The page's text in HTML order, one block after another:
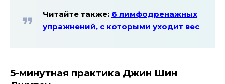
Читайте также: 6 лимфодренажных
упражнений, с которыми уходит вес
5-минутная практика Джин Шин